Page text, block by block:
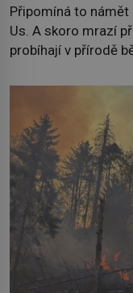
Připomíná to
Us. A skoro mrazí
probíhají v přírodě
dokáže ovládat jen
živočichy, než je
nemožného ani v